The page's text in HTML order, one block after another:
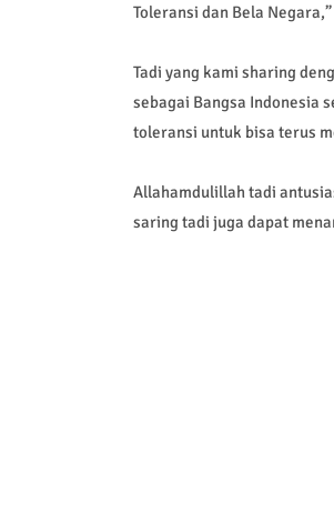
Toleransi dan Bela
Tadi yang kami sharing
sebagai Bangsa Indonesia
toleransi untuk bisa terus
Allahamdulillah tadi
saring tadi juga dapat